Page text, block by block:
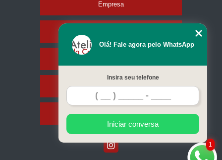
Empresa
Contato
Mapa do site
1
Olá! Fale agora pelo WhatsApp
Insira seu telefone
Iniciar conversa